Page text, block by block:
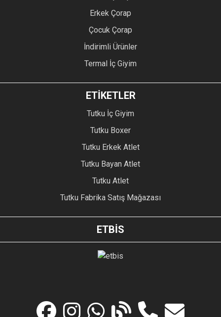
Erkek Çorap
Çocuk Çorap
İndirimli Ürünler
Termal İç Giyim
ETİKETLER
Tutku İç Giyim
Tutku Boxer
Tutku Erkek Atlet
Tutku Bayan Atlet
Tutku Atlet
Tutku Fabrika Satış Mağazası
ETBİS